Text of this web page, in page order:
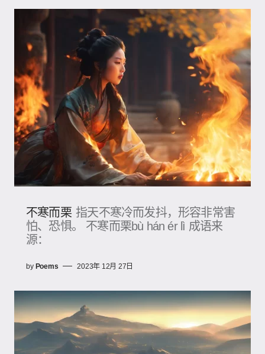
不寒而栗 指天不寒冷而发抖，形容非常害
怕、恐惧。 不寒而栗bù hán ér lì 成语来
源：
by Poems 2023年 12月 27日